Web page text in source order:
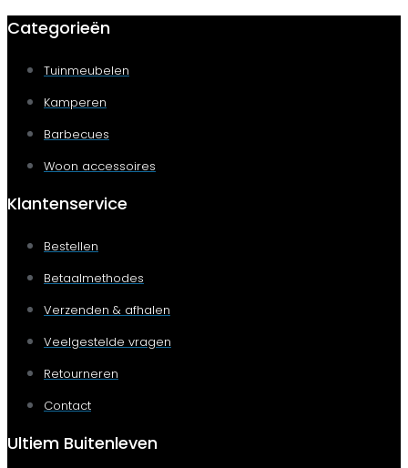
Categorieën
Tuinmeubelen
Kamperen
Barbecues
Woon accessoires
Klantenservice
Bestellen
Betaalmethodes
Verzenden & afhalen
Veelgestelde vragen
Retourneren
Contact
Ultiem Buitenleven